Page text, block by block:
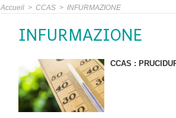
Accueil > CCAS > INFURMAZIONE
INFURMAZIONE
CCAS :